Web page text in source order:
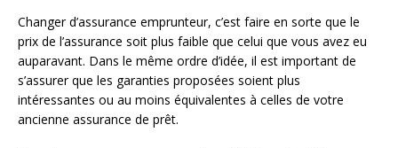
Changer d’assurance emprunteur, c’est faire en sorte que le
prix de l’assurance soit plus faible que celui que vous avez eu
auparavant. Dans le même ordre d’idée, il est important de
s’assurer que les garanties proposées soient plus
intéressantes ou au moins équivalentes à celles de votre
ancienne assurance de prêt.